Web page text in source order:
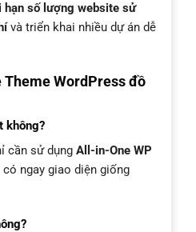
hạn số lượng website sử
và triển khai nhiều dự án dễ
Theme WordPress đồ
không?
cần sử dụng All-in-One WP
ngay giao diện giống